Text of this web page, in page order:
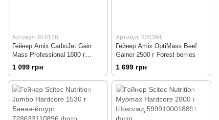
Артикул: 818128
Гейнер Amix CarboJet Gain
Mass Professional 1800 г
Chocolate
1 099 грн
Артикул: 820394
Гейнер Amix OptiMass Beef
Gainer 2500 г Forest berries
1 699 грн